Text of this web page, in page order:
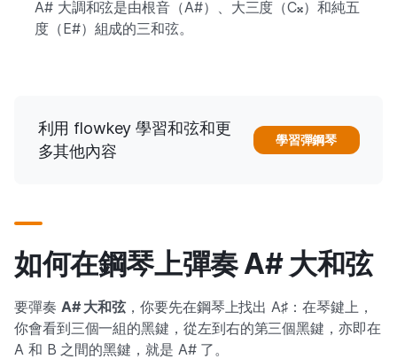
A# 大調和弦是由根音（A#）、大三度（C𝄪）和純五
度（E#）組成的三和弦。
利用 flowkey 學習和弦和更
多其他內容
學習彈鋼琴
如何在鋼琴上彈奏 A# 大和弦
要彈奏 A# 大和弦，你要先在鋼琴上找出 A♯：在琴鍵上，
你會看到三個一組的黑鍵，從左到右的第三個黑鍵，亦即在
A 和 B 之間的黑鍵，就是 A# 了。